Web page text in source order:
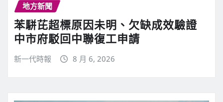
地方新聞
苯駢芘超標原因未明、欠缺成效驗證
中市府駁回中聯復工申請
新一代時報 8 月 6, 2026